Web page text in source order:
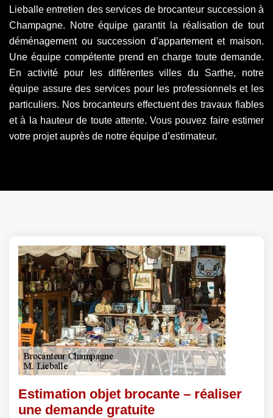
Lieballe entretien des services de brocanteur succession à
Champagne. Notre équipe garantit la réalisation de tout
déménagement ou succession d’appartement et maison.
Une équipe compétente prend en charge toute demande.
En activité pour les différentes villes du Sarthe, notre
équipe assure des services pour les professionnels et les
particuliers. Nos brocanteurs effectuent des travaux fiables
et à la hauteur de toute attente. Vous pouvez faire estimer
votre projet auprès de notre équipe d’estimateur.
Estimation objet brocante – réaliser
une demande gratuite